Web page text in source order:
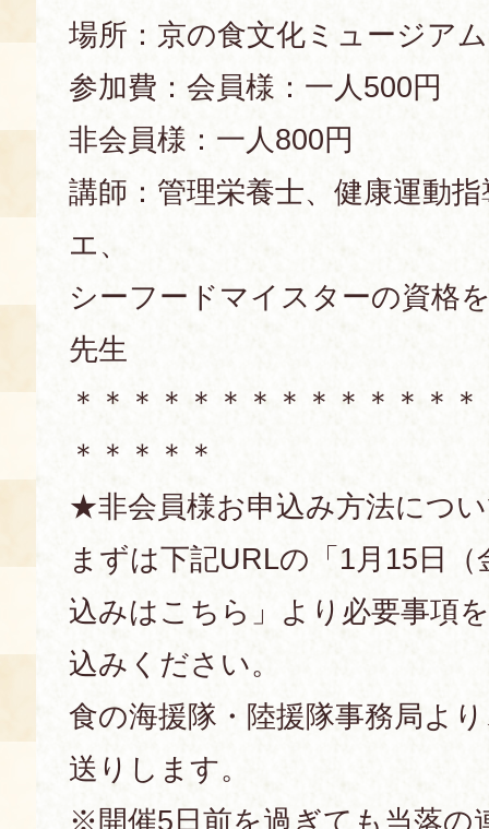
場所：京の食文化ミュージア
参加費：会員様：一人500円
非会員様：一人800円
講師：管理栄養士、健康運動
エ、
シーフードマイスターの資格
先生
＊＊＊＊＊＊＊＊＊＊＊＊＊
＊＊＊＊＊
★非会員様お申込み方法につ
まずは下記URLの「1月15日
込みはこちら」より必要事項
込みください。
食の海援隊・陸援隊事務局よ
送りします。
※開催5日前を過ぎても当落の